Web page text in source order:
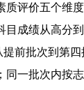
质评价五个维
成绩从高分到
前批次到第
同一批次内按